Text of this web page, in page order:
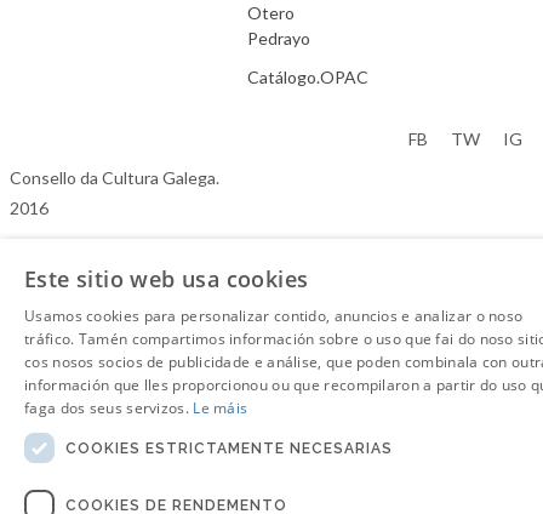
Otero
Pedrayo
Catálogo.OPAC
Consello da Cultura Galega.
2016
FB TW IG
Este sitio web usa cookies
Usamos cookies para personalizar contido, anuncios e analizar o noso
tráfico. Tamén compartimos información sobre o uso que fai do noso
cos nosos socios de publicidade e análise, que poden combinala con
información que lles proporcionou ou que recompilaron a partir do uso
faga dos seus servizos. Le máis
COOKIES ESTRICTAMENTE NECESARIAS
COOKIES DE RENDEMENTO